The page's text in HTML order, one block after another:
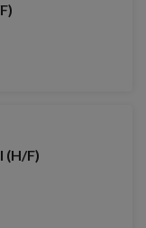
(H/F)